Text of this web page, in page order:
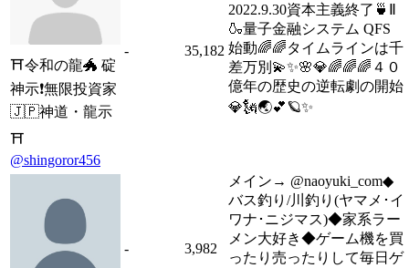
⛩️令和の龍🐲 碇
神示❗️無限投資家
🇯🇵神道・龍示
⛩️
@shingoror456
- 35,182
2022.9.30資本主義終了🍵Ⅱ
🍶量子金融システム QFS
始動🌈🌈タイムラインは千
差万別💫✨🌸💎🌈🌈🌈４０
億年の歴史の逆転劇の開始
💎🗽🌏💕🪐✨
- 3,982
メイン→ @naoyuki_com◆
バス釣り/川釣り(ヤマメ･イ
ワナ･ニジマス)◆家系ラー
メン大好き◆ゲーム機を買
ったり売ったりして毎日ゲ